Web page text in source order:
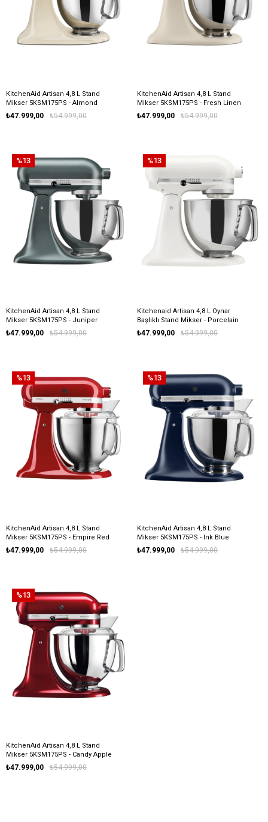
KitchenAid Artisan 4,8 L Stand
Mikser 5KSM175PS - Almond
Cream
₺47.999,00 ₺54.999,00
KitchenAid Artisan 4,8 L Stand
Mikser 5KSM175PS - Fresh Linen
₺47.999,00 ₺54.999,00
KitchenAid Artisan 4,8 L Stand
Mikser 5KSM175PS - Juniper
₺47.999,00 ₺54.999,00
%13
Kitchenaid Artisan 4,8 L Oynar
Başlıklı Stand Mikser - Porcelain
White
₺47.999,00 ₺54.999,00
%13
KitchenAid Artisan 4,8 L Stand
Mikser 5KSM175PS - Empire Red
₺47.999,00 ₺54.999,00
%13
KitchenAid Artisan 4,8 L Stand
Mikser 5KSM175PS - Ink Blue
₺47.999,00 ₺54.999,00
%13
KitchenAid Artisan 4,8 L Stand
Mikser 5KSM175PS - Candy Apple
₺47.999,00 ₺54.999,00
%13